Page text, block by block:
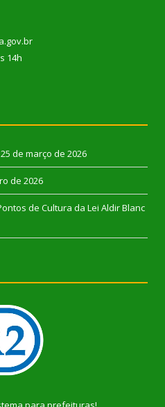
14h
25 de março de 2026
de 2026
de Cultura da Lei Aldir Blanc